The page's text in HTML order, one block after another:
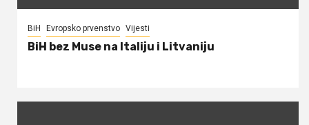
BiH Evropsko prvenstvo Vijesti
BiH bez Muse na Italiju i Litvaniju